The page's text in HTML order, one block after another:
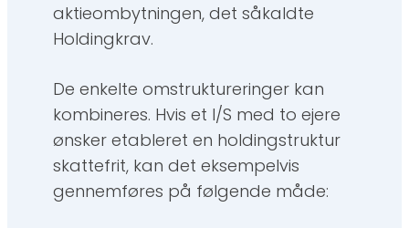
aktieombytningen, det såkaldte
Holdingkrav.
De enkelte omstruktureringer kan
kombineres. Hvis et I/S med to ejere
ønsker etableret en holdingstruktur
skattefrit, kan det eksempelvis
gennemføres på følgende måde: